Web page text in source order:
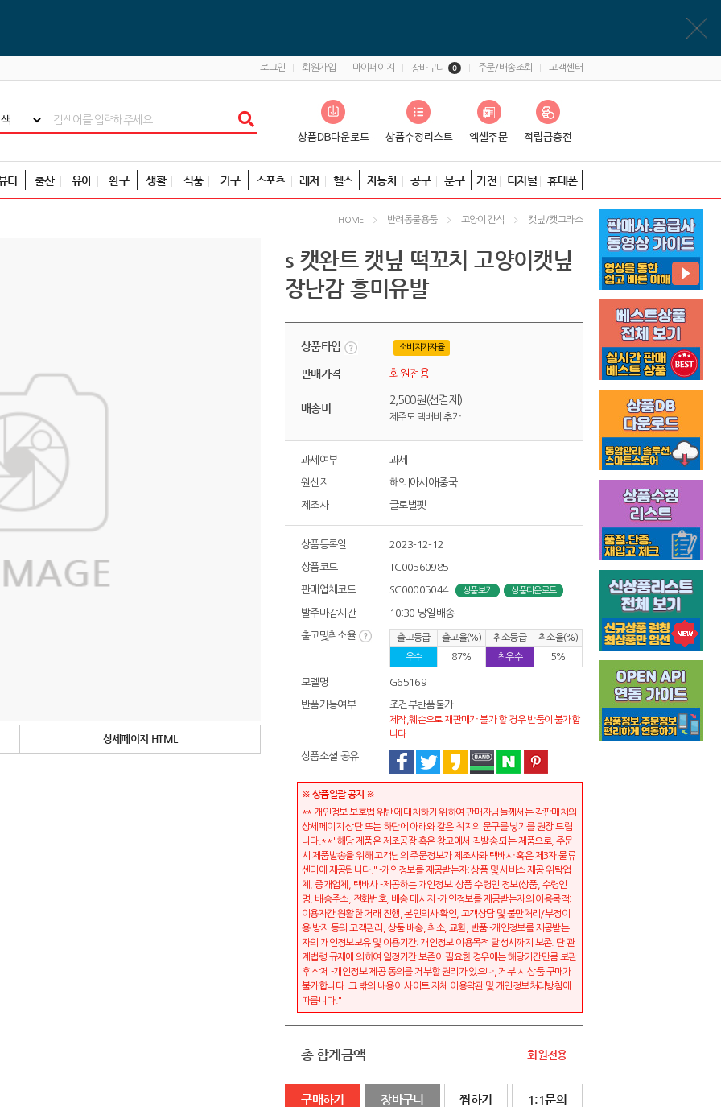
로그인 회원가입 마이페이지 장바구니 0 주문/배송조회 고객센터
티 출산 유아 완구 생활 식품 가구 스포츠 레저 헬스 자동차 공구 문구 가전 디지털 휴대폰
HOME 반려동물용품 고양이 간식 캣닢/캣그라스
상세페이지 HTML
s 캣완트 캣닢 떡꼬치 고양이캣닢
장난감 흥미유발
상품타입 소비자가자율
판매가격 회원전용
배송비
2,500원(선결제)
제주도 택배비 추가
과세여부 과세
원산지 해외|아시아|중국
제조사 글로벌펫
상품등록일 2023-12-12
상품코드 TC00560985
판매업체코드 SC00005044 상품보기 상품다운로드
발주마감시간 10:30 당일배송
출고및취소율 출고등급 출고율(%) 취소등급
취소율(%)
우수
87% 최우수 5%
모델명 G65169
반품가능여부 조건부반품불가
제작,훼손으로 재판매가 불가 할 경우 반품이 불가합
니다.
상품소셜 공유
※ 상품일괄 공지 ※
** 개인정보 보호법 위반에 대처하기 위하여 판매자님들께서는 각판매처의
상세페이지 상단 또는 하단에 아래와 같은 취지의 문구를 넣기를 권장 드립
니다.** "해당 제품은 제조공장 혹은 창고에서 직발송 되는 제품으로, 주문
시 제품발송을 위해 고객님의 주문정보가 제조사와 택배사 혹은 제3자 물류
센터에 제공됩니다." -개인정보를 제공받는자: 상품 및 서비스 제공 위탁업
체, 중개업체, 택배사 -제공하는 개인정보: 상품 수령인 정보(상품, 수령인
명, 배송주소, 전화번호, 배송 메시지 -개인정보를 제공받는자의 이용목적:
이용자간 원활한 거래 진행, 본인의사 확인, 고객상담 및 불만처리/부정이
용 방지 등의 고객관리, 상품 배송, 취소, 교환, 반품 -개인정보를 제공받는
자의 개인정보보유 및 이용기간: 개인정보 이용목적 달성시까지 보존. 단 관
계법령 규제에 의하여 일정기간 보존이 필요한 경우에는 해당기간만큼 보관
후 삭제 -개인정보 제공 동의를 거부할 권리가 있으나, 거부 시 상품 구매가
불가합니다. 그 밖의 내용이 사이트 자체 이용약관 및 개인정보처리방침에
따릅니다."
총 합계금액 회원전용
구매하기 장바구니 찜하기 1:1문의